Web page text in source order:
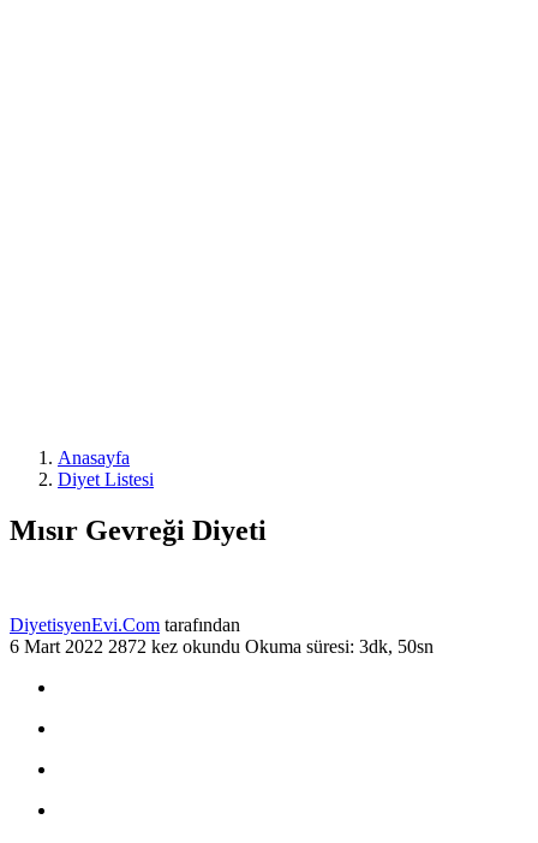
Anasayfa
Diyet Listesi
Mısır Gevreği Diyeti
DiyetisyenEvi.Com tarafından
6 Mart 2022 2872 kez okundu Okuma süresi: 3dk, 50sn